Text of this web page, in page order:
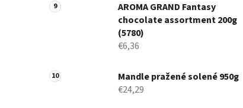
AROMA GRAND Fantasy
chocolate assortment 200g
(5780)
€6,36
Mandle pražené solené 950g
€24,29